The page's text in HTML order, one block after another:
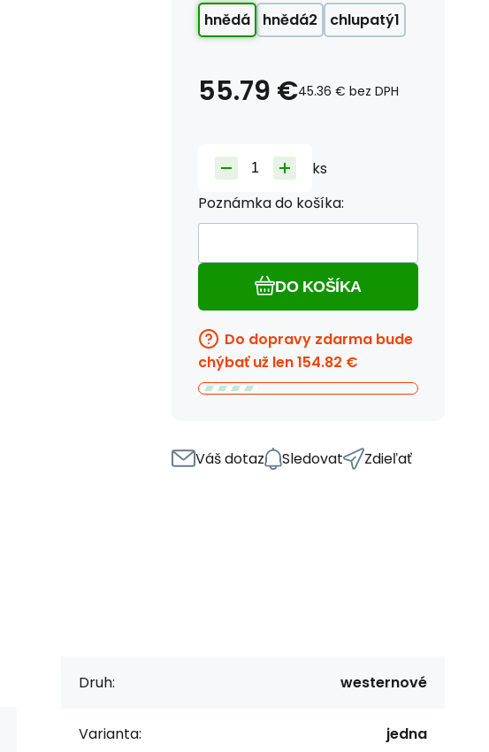
hnědá hnědá2 chlupatý1
55.79 €45.36 € bez DPH
ks
Poznámka do košíka:
DO KOŠÍKA
Do dopravy zdarma bude
chýbať už len154.82 €
Váš dotaz Sledovat Zdieľať
Druh: westernové
Varianta: jedna